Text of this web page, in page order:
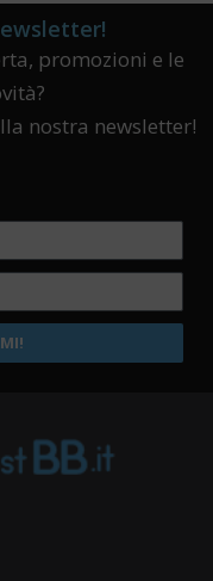
promozioni e le
nostra newsletter!